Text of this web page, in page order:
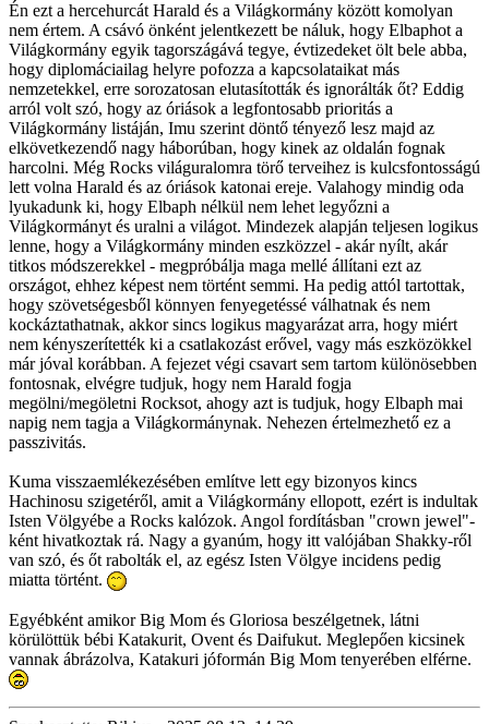
Én ezt a hercehurcát Harald és a Világkormány között komolyan
nem értem. A csávó önként jelentkezett be náluk, hogy Elbaphot a
Világkormány egyik tagországává tegye, évtizedeket ölt bele abba,
hogy diplomáciailag helyre pofozza a kapcsolataikat más
nemzetekkel, erre sorozatosan elutasították és ignorálták őt? Eddig
arról volt szó, hogy az óriások a legfontosabb prioritás a
Világkormány listáján, Imu szerint döntő tényező lesz majd az
elkövetkezendő nagy háborúban, hogy kinek az oldalán fognak
harcolni. Még Rocks világuralomra törő terveihez is kulcsfontosságú
lett volna Harald és az óriások katonai ereje. Valahogy mindig oda
lyukadunk ki, hogy Elbaph nélkül nem lehet legyőzni a
Világkormányt és uralni a világot. Mindezek alapján teljesen logikus
lenne, hogy a Világkormány minden eszközzel - akár nyílt, akár
titkos módszerekkel - megpróbálja maga mellé állítani ezt az
országot, ehhez képest nem történt semmi. Ha pedig attól tartottak,
hogy szövetségesből könnyen fenyegetéssé válhatnak és nem
kockáztathatnak, akkor sincs logikus magyarázat arra, hogy miért
nem kényszerítették ki a csatlakozást erővel, vagy más eszközökkel
már jóval korábban. A fejezet végi csavart sem tartom különösebben
fontosnak, elvégre tudjuk, hogy nem Harald fogja
megölni/megöletni Rocksot, ahogy azt is tudjuk, hogy Elbaph mai
napig nem tagja a Világkormánynak. Nehezen értelmezhető ez a
passzivitás.
Kuma visszaemlékezésében említve lett egy bizonyos kincs
Hachinosu szigetéről, amit a Világkormány ellopott, ezért is indultak
Isten Völgyébe a Rocks kalózok. Angol fordításban "crown jewel"-
ként hivatkoztak rá. Nagy a gyanúm, hogy itt valójában Shakky-ről
van szó, és őt rabolták el, az egész Isten Völgye incidens pedig
miatta történt.
Egyébként amikor Big Mom és Gloriosa beszélgetnek, látni
körülöttük bébi Katakurit, Ovent és Daifukut. Meglepően kicsinek
vannak ábrázolva, Katakuri jóformán Big Mom tenyerében elférne.